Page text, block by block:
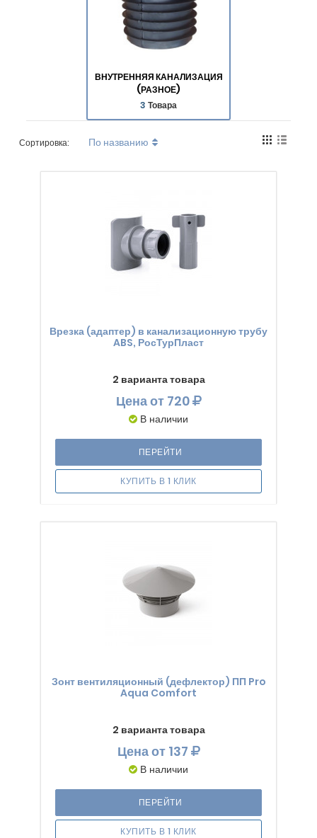
ВНУТРЕННЯЯ КАНАЛИЗАЦИЯ
(РАЗНОЕ)
3 Товара
Сортировка: По названию
Врезка (адаптер) в канализационную трубу
ABS, РосТурПласт
2 варианта товара
Ценаот 720
В наличии
ПЕРЕЙТИ
КУПИТЬ В 1 КЛИК
Зонт вентиляционный (дефлектор) ПП Pro
Aqua Comfort
2 варианта товара
Ценаот 137
В наличии
ПЕРЕЙТИ
КУПИТЬ В 1 КЛИК